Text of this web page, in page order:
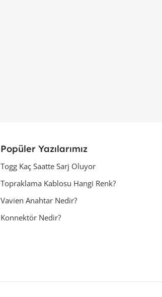
Popüler Yazılarımız
Togg Kaç Saatte Sarj Oluyor
Topraklama Kablosu Hangi Renk?
Vavien Anahtar Nedir?
Konnektör Nedir?